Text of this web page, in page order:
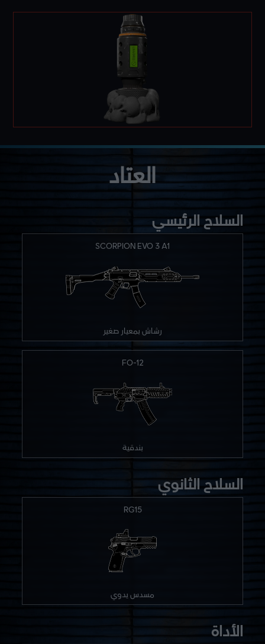
العتاد
السلاح الرئيسي
SCORPION EVO 3 A1
رشاش بمعيار صغير
FO-12
بندقية
السلاح الثانوي
RG15
مسدس يدوي
الأداة